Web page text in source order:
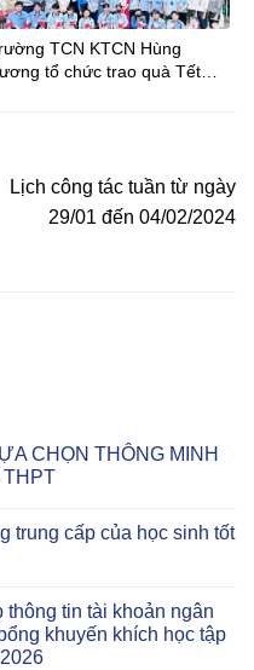
TCN KTCN Hùng
tổ chức trao quà Tết
Lịch công tác tuần từ ngày
29/01 đến 04/02/2024
CHỌN THÔNG MINH
THPT
trung cấp của học sinh tốt
tin tài khoản ngân
khuyến khích học tập